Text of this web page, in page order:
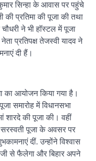
सिन्हा के आवास पर पहुंचे
की प्रतिमा की पूजा की तथा
ने भी हॉस्टल में पूजा
प्रतिपक्ष तेजस्वी यादव ने
दी हैं।
का आयोजन किया गया है।
समारोह में विधानसभा
शारदे की पूजा की। वहीं
पूजा के अवसर पर
दीं. उन्होंने विश्वास
से फैलेगा और बिहार अपने